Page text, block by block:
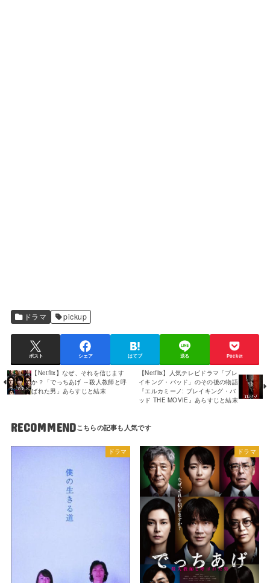
ドラマ pickup
ポスト シェア はてブ 送る Pocket
【Netflix】なぜ、それを信じます
か？「でっちあげ ～殺人教師と呼
ばれた男」あらすじと結末
【Netflix】人気テレビドラマ「ブレ
イキング・バッド」のその後の物語
『エルカミーノ: ブレイキング・バ
ッド THE MOVIE』あらすじと結末
RECOMMEND
ドラマ ドラマ